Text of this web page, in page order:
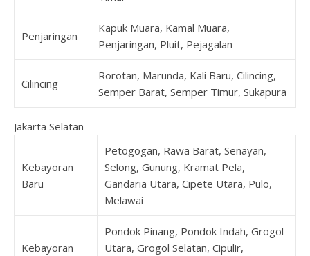
Penjaringan
Kapuk Muara, Kamal Muara,
Penjaringan, Pluit, Pejagalan
Cilincing
Rorotan, Marunda, Kali Baru, Cilincing,
Semper Barat, Semper Timur, Sukapura
Jakarta Selatan
Kebayoran
Baru
Petogogan, Rawa Barat, Senayan,
Selong, Gunung, Kramat Pela,
Gandaria Utara, Cipete Utara, Pulo,
Melawai
Kebayoran
Pondok Pinang, Pondok Indah, Grogol
Utara, Grogol Selatan, Cipulir,